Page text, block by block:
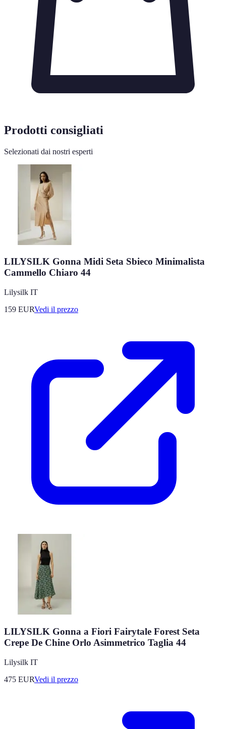
Prodotti consigliati
Selezionati dai nostri esperti
LILYSILK Gonna Midi Seta Sbieco Minimalista
Cammello Chiaro 44
Lilysilk IT
159 EURVedi il prezzo
LILYSILK Gonna a Fiori Fairytale Forest Seta
Crepe De Chine Orlo Asimmetrico Taglia 44
Lilysilk IT
475 EURVedi il prezzo